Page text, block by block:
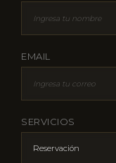
EMAIL
SERVICIOS